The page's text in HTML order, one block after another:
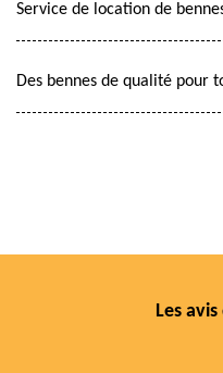
Service de location de
Des bennes de qualité pour
Les